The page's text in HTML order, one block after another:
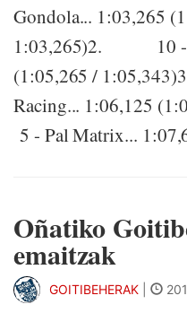
Gondola... 1:03,265
1:03,265)2. 10 -
(1:05,265 /
Racing... 1:06,125
5 - Pal Matrix...
Oñatiko
emaitzak
GOITIBEHERAK